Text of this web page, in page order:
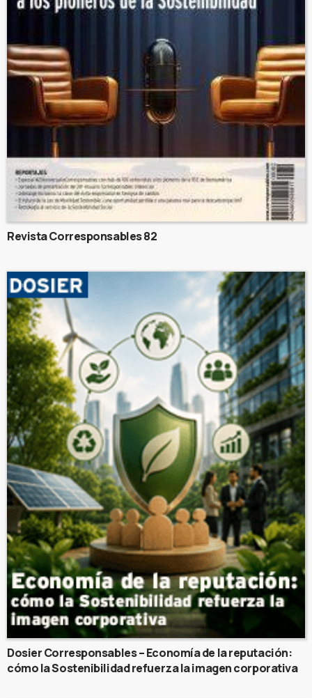
Revista Corresponsables 82
Dosier Corresponsables – Economía de la reputación:
cómo la Sostenibilidad refuerza la imagen corporativa